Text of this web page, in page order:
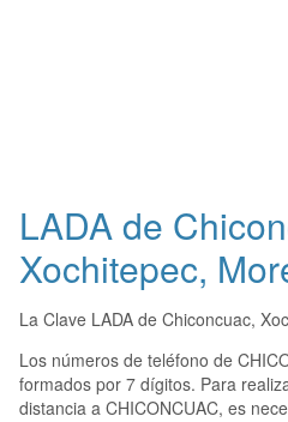
LADA de
Xochitepec,
La Clave LADA de Chiconcuac,
Los números de teléfono de
formados por 7 dígitos. Para
distancia a CHICONCUAC, es